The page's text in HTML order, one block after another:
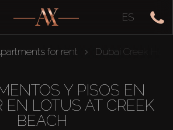
ES
for rent Dubai Creek
Y PISOS EN
EN LOTUS AT CREEK
BEACH